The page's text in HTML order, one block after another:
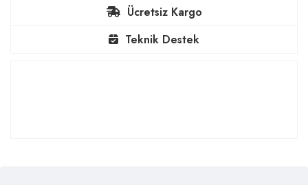
Ücretsiz Kargo
Teknik Destek